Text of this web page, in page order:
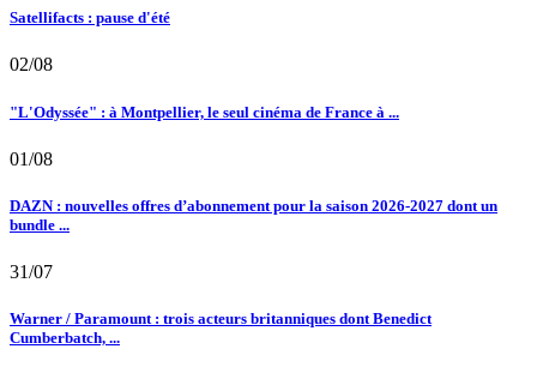
Satellifacts : pause d'été
02/08
"L'Odyssée" : à Montpellier, le seul cinéma de France à ...
01/08
DAZN : nouvelles offres d’abonnement pour la saison 2026-2027 dont un
bundle ...
31/07
Warner / Paramount : trois acteurs britanniques dont Benedict
Cumberbatch, ...